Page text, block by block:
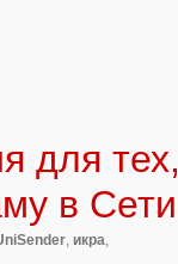
для тех,
в Сети
, икра,